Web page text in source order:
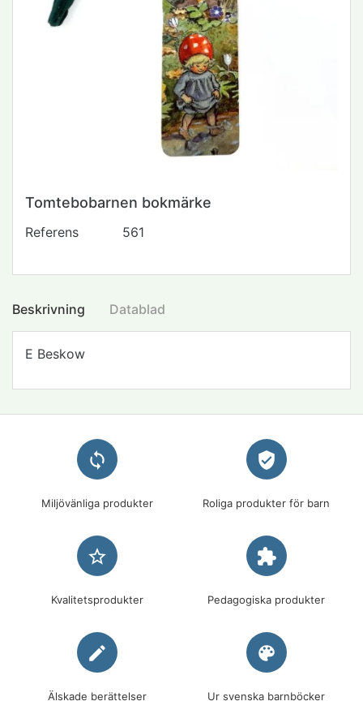
Tomtebobarnen bokmärke
Referens 561
Beskrivning Datablad
E Beskow
loop
Miljövänliga produkter
verified_user
Roliga produkter för barn
star_border
Kvalitetsprodukter
extension
Pedagogiska produkter
edit
Älskade berättelser
palette
Ur svenska barnböcker